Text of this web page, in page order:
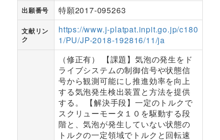
出願番号 特願2017-095263
文献リン
ク
https://www.j-platpat.inpit.go.jp/c180
1/PU/JP-2018-192816/11/ja
（修正有） 【課題】気泡の発生をド
ライブシステムの制御信号や状態信
号から観測可能にし推進効率を向上
する気泡発生検出装置と方法を提供
する。 【解決手段】一定のトルクで
スクリューモータ１０を駆動する段
階と、気泡が発生していない状態の
トルクの一定領域でトルクと回転速